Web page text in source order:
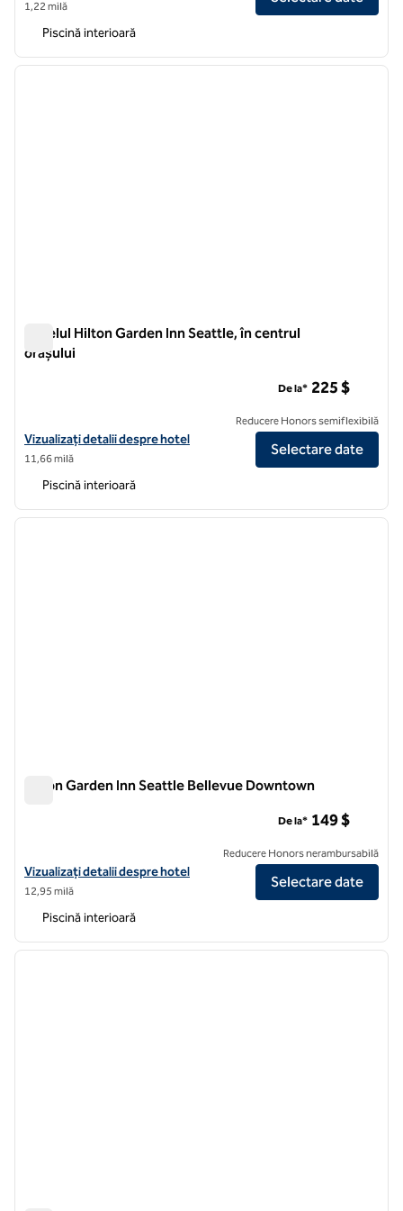
1,22 milă
Piscină interioară
1 din 12
Hotelul Hilton Garden Inn Seattle, în centrul
orașului
Vizualizați detaliile hotelului Hilton Garden Inn Seattle Downtown
Vizualizați detalii despre hotel
11,66 milă
De la* 225 $
Reducere Honors semiflexibilă
Selectare date
Piscină interioară
1 din 12
Hilton Garden Inn Seattle Bellevue Downtown
Vizualizați detaliile hotelului Hilton Garden Inn Seattle Bellevue
Vizualizați detalii despre hotel
12,95 milă
De la* 149 $
Reducere Honors nerambursabilă
Selectare date
Piscină interioară
1 din 12